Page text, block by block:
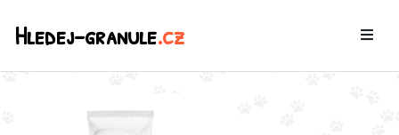
Hledej-granule.cz